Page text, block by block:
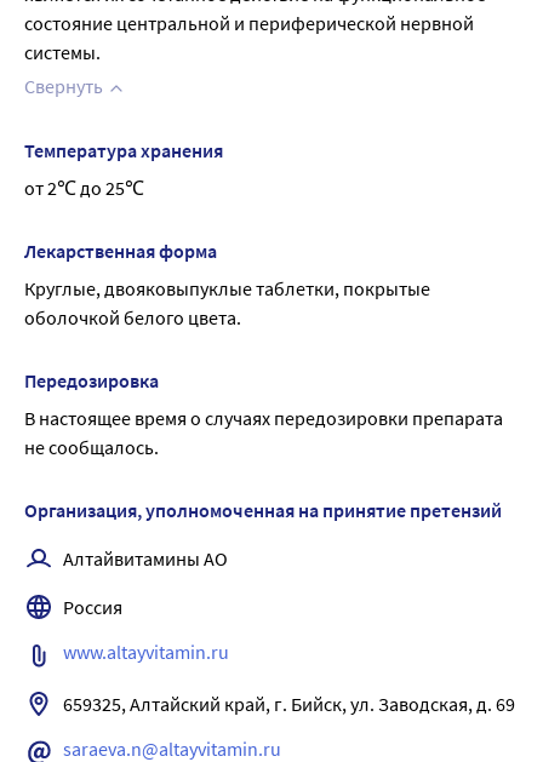
состояние центральной и периферической нервной
системы.
Свернуть
Температура хранения
от 2℃ до 25℃
Лекарственная форма
Круглые, двояковыпуклые таблетки, покрытые
оболочкой белого цвета.
Передозировка
В настоящее время о случаях передозировки препарата
не сообщалось.
Организация, уполномоченная на принятие претензий
Алтайвитамины АО
Россия
www.altayvitamin.ru
659325, Алтайский край, г. Бийск, ул. Заводская, д. 69
saraeva.n@altayvitamin.ru